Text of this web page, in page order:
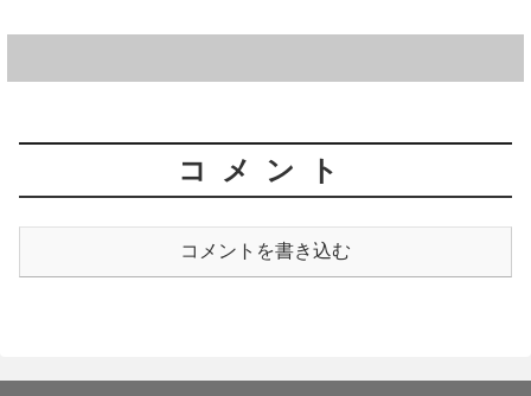
コメント
コメントを書き込む